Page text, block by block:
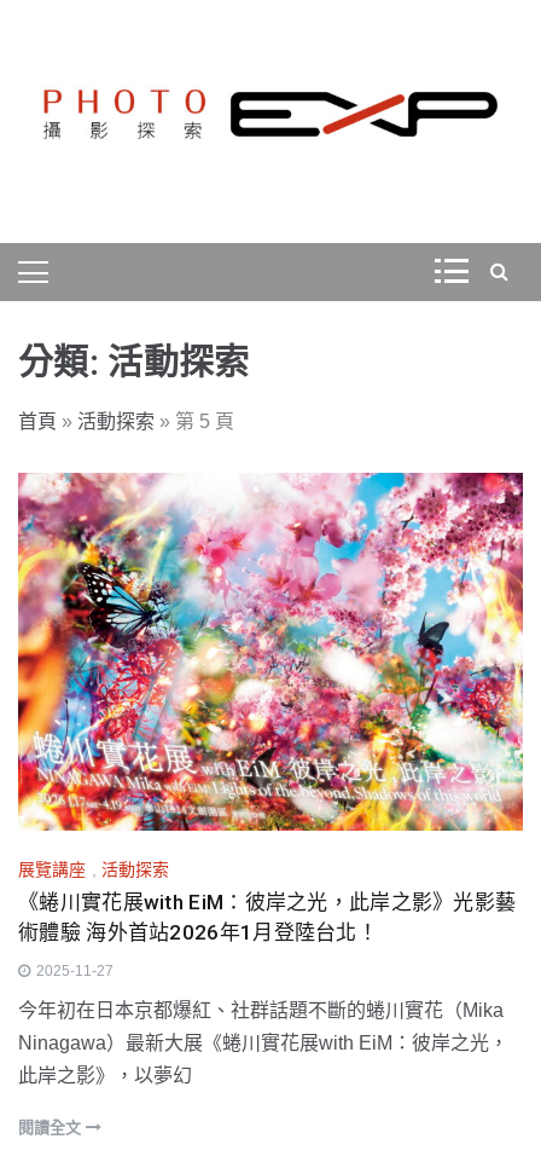
分類: 活動探索
首頁 » 活動探索 » 第 5 頁
展覽講座 活動探索
《蜷川實花展with EiM：彼岸之光，此岸之影》光影藝
術體驗 海外首站2026年1月登陸台北！
2025-11-27
今年初在日本京都爆紅、社群話題不斷的蜷川實花（Mika
Ninagawa）最新大展《蜷川實花展with EiM：彼岸之光，
此岸之影》，以夢幻
閱讀全文